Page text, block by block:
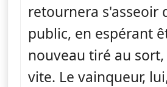
retournera s'asseoir
public, en espérant
nouveau tiré au
vite. Le vainqueur,